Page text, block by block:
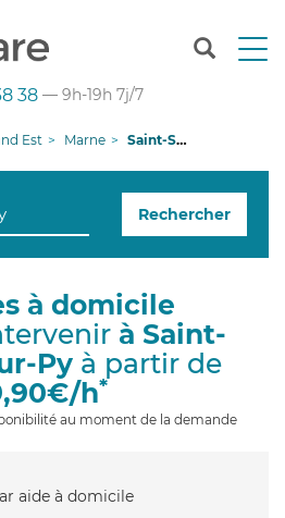
T
n
g
38 — 9h-19h 7j/7
Est Marne Saint-Souplet-sur-Py
Rechercher
à domicile
à Saint-
Py à partir de
h*
au moment de la demande